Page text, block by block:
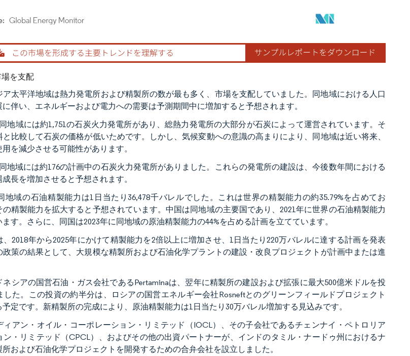
利用にはCC BY 4.0の表示が必要です。
を支配
ア太平洋地域は熱力発電所および精製所の数が最も多く、市場を支配していました。同地域における人口
伴い、エネルギーおよび電力への需要は予測期間中に増加すると予想されます。
地域には約1,751の石炭火力発電所があり、総熱力発電所の大部分が石炭によって運営されています。そ
比較して石炭の価格が低いためです。しかし、気候変動への意識の高まりにより、同地域は近い将来、
を減少させる可能性があります。
地域には約176の計画中の石炭火力発電所がありました。これらの発電所の建設は、今後数年間における
長を増加させると予想されます。
地域の石油精製能力は1日当たり36,478千バレルでした。これは世界の精製能力の約35.79%を占めてお
の精製能力を拡大すると予想されています。中国は同地域の主要国であり、2021年に世界の石油精製能力
ます。さらに、同国は2023年に同地域の原油精製能力の44%を占める計画を立てています。
2018年から2025年にかけて精製能力を2倍以上に増加させ、1日当たり220万バレルに達する計画を発表
政策の結果として、大規模な精製所および石油化学プラントの建設・改良プロジェクトが計画中または進
ネシアの国営石油・ガス会社であるPertaminaは、翌年に精製所の建設および拡張に最大500億米ドルを投
した。この投資の約半分は、ロシアの国営エネルギー会社Rosneftとのグリーンフィールドプロジェクト
定です。新精製所の完成により、原油精製能力は1日当たり30万バレル増加する見込みです。
ィアン・オイル・コーポレーション・リミテッド（IOCL）、その子会社であるチェンナイ・ペトロリア
ン・リミテッド（CPCL）、およびその他の出資パートナーが、インドのタミル・ナードゥ州におけるナ
および石油化学プロジェクトを開発するための合弁会社を設立しました。